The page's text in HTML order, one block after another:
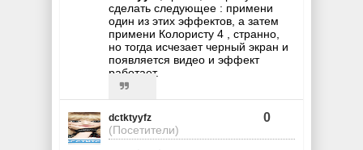
сделать следующее : примени
один из этих эффектов, а затем
примени Колористу 4 , странно,
но тогда исчезает черный экран и
появляется видео и эффект
работает.
dctktyyfz
(Посетители)
0